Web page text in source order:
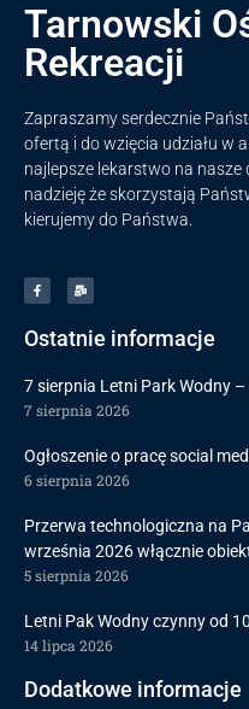
Tarnowski
Rekreacji
Zapraszamy serdecznie
ofertą i do wzięcia udziału w
najlepsze lekarstwo na
nadzieję że skorzystają
kierujemy do Państwa.
Ostatnie informacje
7 sierpnia Letni Park Wodny –
7 sierpnia 2026
Ogłoszenie o pracę social
6 sierpnia 2026
Przerwa technologiczna na
września 2026 włącznie
5 sierpnia 2026
Letni Pak Wodny czynny od
14 lipca 2026
Dodatkowe informacje